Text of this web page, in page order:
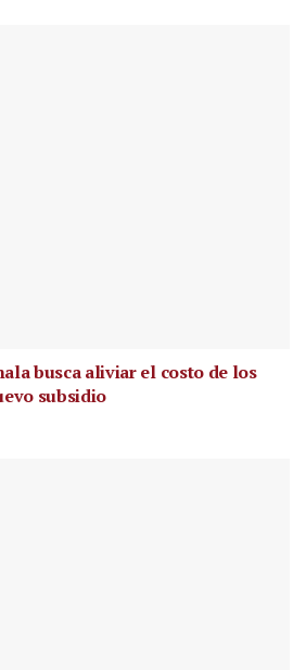
busca aliviar el costo de los
subsidio